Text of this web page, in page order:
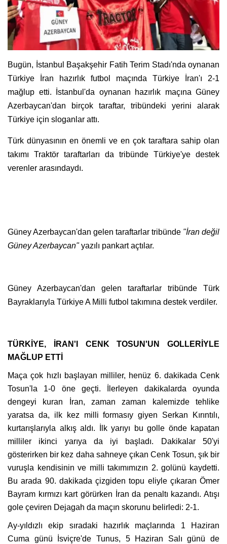
Bugün, İstanbul Başakşehir Fatih Terim Stadı'nda oynanan
Türkiye İran hazırlık futbol maçında Türkiye İran'ı 2-1
mağlup etti. İstanbul'da oynanan hazırlık maçına Güney
Azerbaycan'dan birçok taraftar, tribündeki yerini alarak
Türkiye için sloganlar attı.
Türk dünyasının en önemli ve en çok taraftara sahip olan
takımı Traktör taraftarları da tribünde Türkiye'ye destek
verenler arasındaydı.
Güney Azerbaycan'dan gelen taraftarlar tribünde "İran değil
Güney Azerbaycan"yazılı pankart açtılar.
Güney Azerbaycan'dan gelen taraftarlar tribünde Türk
Bayraklarıyla Türkiye A Milli futbol takımına destek verdiler.
TÜRKİYE, İRAN'I CENK TOSUN'UN GOLLERİYLE
MAĞLUP ETTİ
Maça çok hızlı başlayan milliler, henüz 6. dakikada Cenk
Tosun'la 1-0 öne geçti. İlerleyen dakikalarda oyunda
dengeyi kuran İran, zaman zaman kalemizde tehlike
yaratsa da, ilk kez milli formasıy giyen Serkan Kırıntılı,
kurtarışlarıyla alkış aldı. İlk yarıyı bu golle önde kapatan
milliler ikinci yarıya da iyi başladı. Dakikalar 50'yi
gösterirken bir kez daha sahneye çıkan Cenk Tosun, şık bir
vuruşla kendisinin ve milli takımımızın 2. golünü kaydetti.
Bu arada 90. dakikada çizgiden topu eliyle çıkaran Ömer
Bayram kırmızı kart görürken İran da penaltı kazandı. Atışı
gole çeviren Dejagah da maçın skorunu belirledi: 2-1.
Ay-yıldızlı ekip sıradaki hazırlık maçlarında 1 Haziran
Cuma günü İsviçre'de Tunus, 5 Haziran Salı günü de